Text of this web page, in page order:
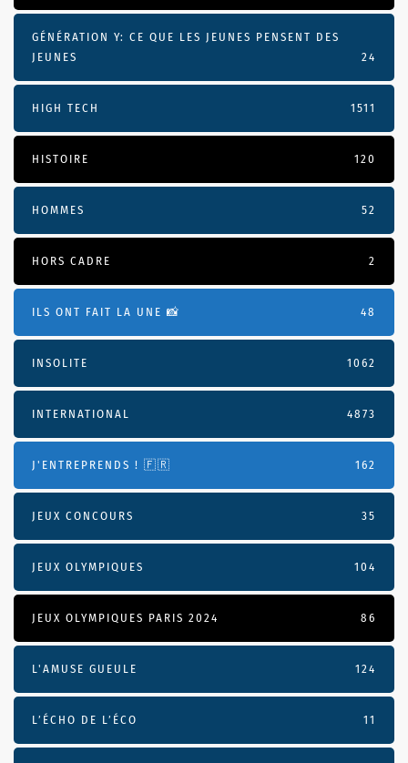
GÉNÉRATION Y: CE QUE LES JEUNES PENSENT DES
JEUNES
24
HIGH TECH 1511
HISTOIRE 120
HOMMES 52
HORS CADRE 2
ILS ONT FAIT LA UNE 📸 48
INSOLITE 1062
INTERNATIONAL 4873
J'ENTREPRENDS ! 🇫🇷 162
JEUX CONCOURS 35
JEUX OLYMPIQUES 104
JEUX OLYMPIQUES PARIS 2024 86
L'AMUSE GUEULE 124
L’ÉCHO DE L’ÉCO 11